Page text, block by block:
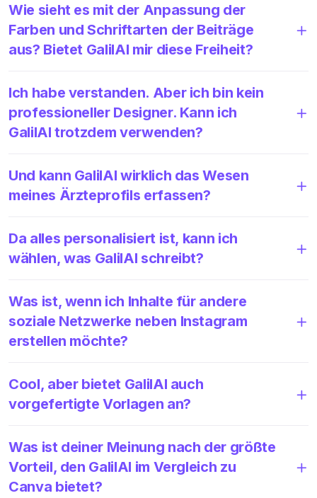
Wie sieht es mit der Anpassung der
Farben und Schriftarten der Beiträge
aus? Bietet GalilAI mir diese Freiheit?
Ich habe verstanden. Aber ich bin kein
professioneller Designer. Kann ich
GalilAI trotzdem verwenden?
Und kann GalilAI wirklich das Wesen
meines Ärzteprofils erfassen?
Da alles personalisiert ist, kann ich
wählen, was GalilAI schreibt?
Was ist, wenn ich Inhalte für andere
soziale Netzwerke neben Instagram
erstellen möchte?
Cool, aber bietet GalilAI auch
vorgefertigte Vorlagen an?
Was ist deiner Meinung nach der größte
Vorteil, den GalilAI im Vergleich zu
Canva bietet?